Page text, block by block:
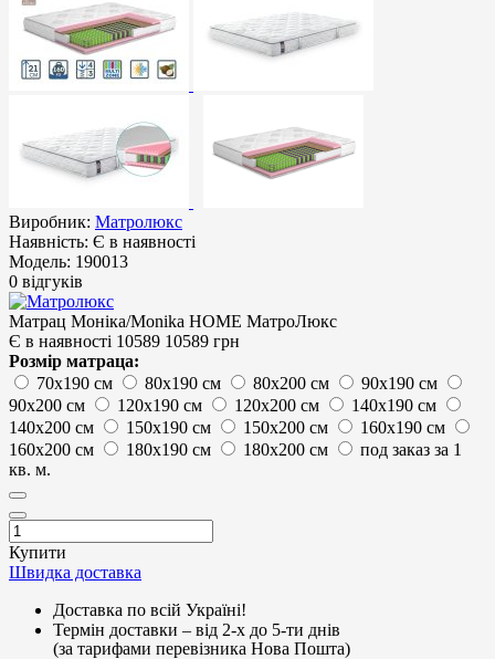
Виробник: Матролюкс
Наявність: Є в наявності
Модель: 190013
0 відгуків
Матрац Моніка/Monika HOME МатроЛюкс
Є в наявності 10589 10589 грн
Розмір матраца:
70х190 см
80х190 см 80х200 см
90х190 см
90х200 см
120х190 см 120х200 см
140х190 см
140х200 см
150х190 см 150х200 см
160х190 см
160х200 см
180х190 см 180х200 см
под заказ за 1
кв. м.
Купити
Швидка доставка
Доставка по всій Україні!
Термін доставки – від 2-х до 5-ти днів
(за тарифами перевізника Нова Пошта)